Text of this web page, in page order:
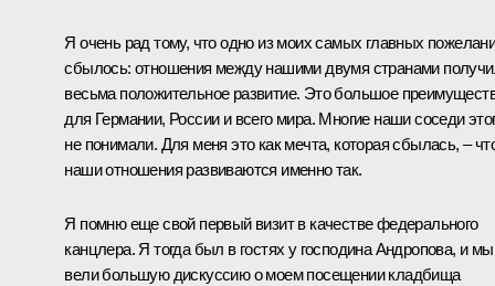
Я очень рад тому, что одно из моих самых главных
сбылось: отношения между нашими двумя странами
весьма положительное развитие. Это большое
для Германии, России и всего мира. Многие наши соседи
не понимали. Для меня это как мечта, которая сбылась, –
наши отношения развиваются именно так.
Я помню еще свой первый визит в качестве федерального
канцлера. Я тогда был в гостях у господина Андропова, и мы
вели большую дискуссию о моем посещении кладбища